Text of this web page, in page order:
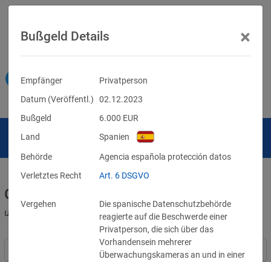
Geldbußen für DSGVO-Verstöße
und für Verletzungen anderer Datenschutzgesetze
Bußgeld Details ×
Empfänger
Privatperson
Datum (Veröffentl.)
02.12.2023
Bußgeld
6.000 EUR
Land
Spanien
Behörde
Agencia española protección datos
Verletztes Recht
Art. 6 DSGVO
Vergehen
Die spanische Datenschutzbehörde
reagierte auf die Beschwerde einer
Privatperson, die sich über das
Vorhandensein mehrerer
Überwachungskameras an und in einer